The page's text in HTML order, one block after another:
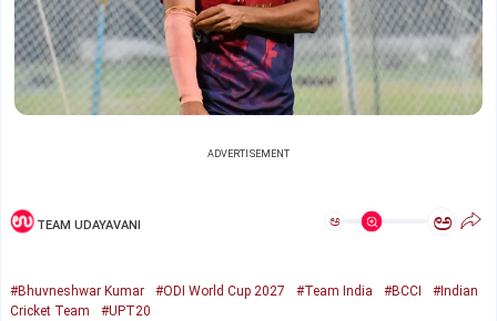
ADVERTISEMENT
TEAM UDAYAVANI ಅ ಅ
#Bhuvneshwar Kumar #ODI World Cup 2027 #Team India #BCCI
#Indian
Cricket Team
#UPT20